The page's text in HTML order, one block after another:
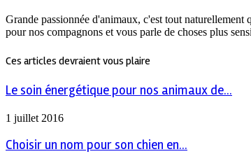
Grande passionnée d'animaux, c'est tout
pour nos compagnons et vous parle de choses plus
Ces articles devraient vous plaire
Le soin énergétique pour nos animaux de...
1 juillet 2016
Choisir un nom pour son chien en...